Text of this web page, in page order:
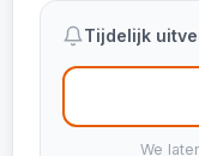
Tijdelijk
We